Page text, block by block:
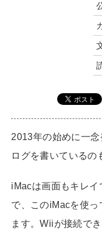
2013年の始めに一
ログを書いているの
iMacは画面もキレイ
で、このiMacを使っ
ます。Wiiが接続で